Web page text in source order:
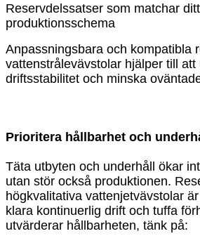
Reservdelssatser som matchar ditt
produktionsschema
Anpassningsbara och kompatibla
vattenstrålevävstolar hjälper till att
driftsstabilitet och minska
Prioritera hållbarhet och
Täta utbyten och underhåll ökar
utan stör också produktionen.
högkvalitativa vattenjetvävstolar
klara kontinuerlig drift och tuffa
utvärderar hållbarheten, tänk på: